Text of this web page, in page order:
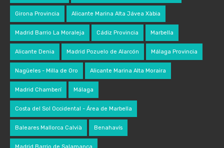
Girona Provincia Alicante Marina Alta Jávea Xàbia
Madrid Barrio La Moraleja Cádiz Provincia Marbella
Alicante Denia Madrid Pozuelo de Alarcón Málaga Provincia
Nagüeles - Milla de Oro Alicante Marina Alta Moraira
Madrid Chamberí Málaga
Costa del Sol Occidental - Área de Marbella
Baleares Mallorca Calvià Benahavís